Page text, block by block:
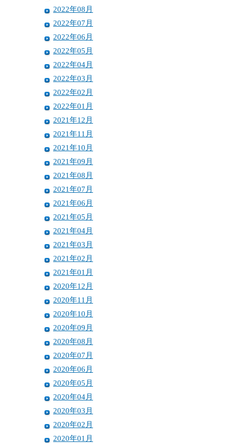
2022年08月
2022年07月
2022年06月
2022年05月
2022年04月
2022年03月
2022年02月
2022年01月
2021年12月
2021年11月
2021年10月
2021年09月
2021年08月
2021年07月
2021年06月
2021年05月
2021年04月
2021年03月
2021年02月
2021年01月
2020年12月
2020年11月
2020年10月
2020年09月
2020年08月
2020年07月
2020年06月
2020年05月
2020年04月
2020年03月
2020年02月
2020年01月